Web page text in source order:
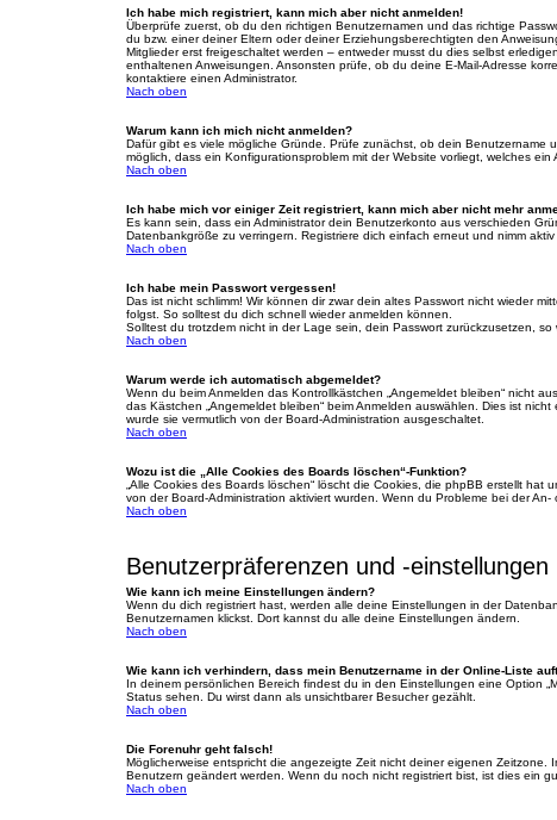
Ich habe mich registriert, kann mich aber nicht anmelden!
Überprüfe zuerst, ob du den richtigen Benutzernamen und das richtige
du bzw. einer deiner Eltern oder deiner Erziehungsberechtigten den
Mitglieder erst freigeschaltet werden – entweder musst du dies selbst
enthaltenen Anweisungen. Ansonsten prüfe, ob du deine E-Mail-Adresse
kontaktiere einen Administrator.
Nach oben
Warum kann ich mich nicht anmelden?
Dafür gibt es viele mögliche Gründe. Prüfe zunächst, ob dein Benutzername
möglich, dass ein Konfigurationsproblem mit der Website vorliegt, welches ein
Nach oben
Ich habe mich vor einiger Zeit registriert, kann mich aber nicht mehr
Es kann sein, dass ein Administrator dein Benutzerkonto aus verschieden
Datenbankgröße zu verringern. Registriere dich einfach erneut und nimm
Nach oben
Ich habe mein Passwort vergessen!
Das ist nicht schlimm! Wir können dir zwar dein altes Passwort nicht wieder
folgst. So solltest du dich schnell wieder anmelden können.
Solltest du trotzdem nicht in der Lage sein, dein Passwort zurückzusetzen, so
Nach oben
Warum werde ich automatisch abgemeldet?
Wenn du beim Anmelden das Kontrollkästchen „Angemeldet bleiben“ nicht
das Kästchen „Angemeldet bleiben“ beim Anmelden auswählen. Dies ist
wurde sie vermutlich von der Board-Administration ausgeschaltet.
Nach oben
Wozu ist die „Alle Cookies des Boards löschen“-Funktion?
„Alle Cookies des Boards löschen“ löscht die Cookies, die phpBB erstellt
von der Board-Administration aktiviert wurden. Wenn du Probleme bei der
Nach oben
Benutzerpräferenzen und -einstellungen
Wie kann ich meine Einstellungen ändern?
Wenn du dich registriert hast, werden alle deine Einstellungen in der
Benutzernamen klickst. Dort kannst du alle deine Einstellungen ändern.
Nach oben
Wie kann ich verhindern, dass mein Benutzername in der Online-Liste
In deinem persönlichen Bereich findest du in den Einstellungen eine Option
Status sehen. Du wirst dann als unsichtbarer Besucher gezählt.
Nach oben
Die Forenuhr geht falsch!
Möglicherweise entspricht die angezeigte Zeit nicht deiner eigenen Zeitzone.
Benutzern geändert werden. Wenn du noch nicht registriert bist, ist dies ein
Nach oben